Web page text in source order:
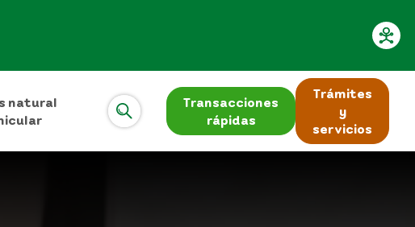
natural
Transacciones
rápidas
Trámites
y
servicios